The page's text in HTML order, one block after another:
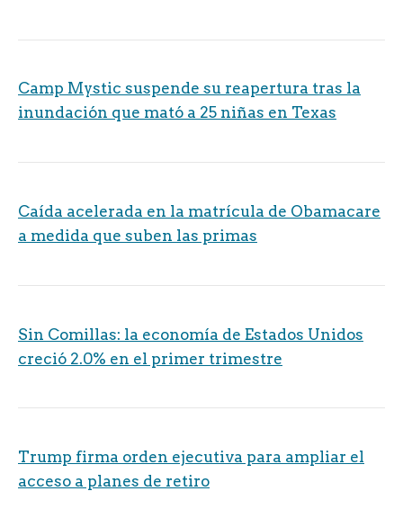
Camp Mystic suspende su reapertura tras la
inundación que mató a 25 niñas en Texas
Caída acelerada en la matrícula de Obamacare
a medida que suben las primas
Sin Comillas: la economía de Estados Unidos
creció 2.0% en el primer trimestre
Trump firma orden ejecutiva para ampliar el
acceso a planes de retiro